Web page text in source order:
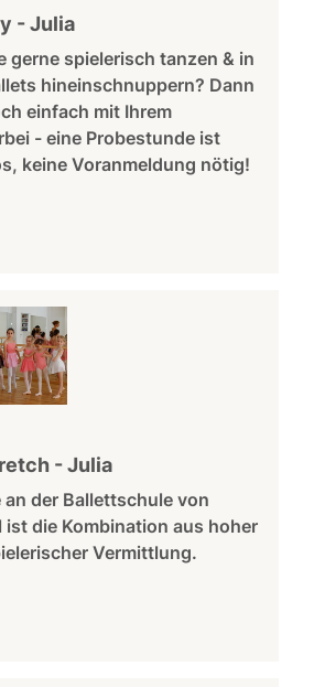
- Julia
gerne spielerisch tanzen & in
hineinschnuppern? Dann
einfach mit Ihrem
- eine Probestunde ist
keine Voranmeldung nötig!
- Julia
an der Ballettschule von
ist die Kombination aus hoher
Vermittlung.